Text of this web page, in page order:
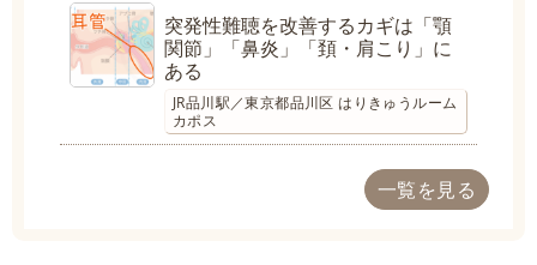
突発性難聴を改善するカギは「顎
関節」「鼻炎」「頚・肩こり」に
ある
JR品川駅／東京都品川区 はりきゅうルーム
カポス
一覧を見る